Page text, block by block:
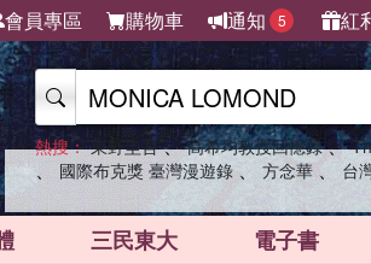
會員專區 購物車 通知 5 紅
熱搜： 東野圭吾 、 高希均教授回憶錄 、
、 國際布克獎 臺灣漫遊錄 、 方念華 、 台
三民東大 電子書